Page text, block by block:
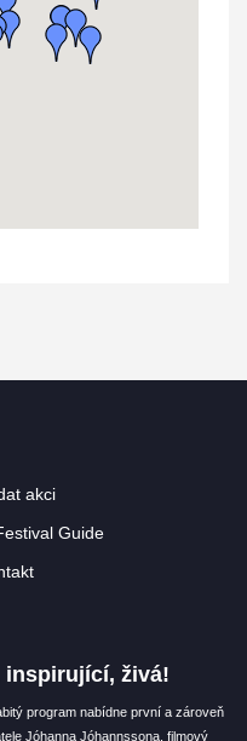
akci
Guide
živá!
program nabídne první a zároveň
Jóhanna Jóhannssona, filmový